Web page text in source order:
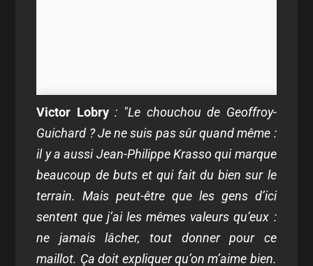
Victor Lobry: "Le chouchou de Geoffroy-
Guichard ? Je ne suis pas sûr quand même :
il y a aussi Jean-Philippe Krasso qui marque
beaucoup de buts et qui fait du bien sur le
terrain. Mais peut-être que les gens d’ici
sentent que j’ai les mêmes valeurs qu’eux :
ne jamais lâcher, tout donner pour ce
maillot. Ça doit expliquer qu’on m’aime bien.